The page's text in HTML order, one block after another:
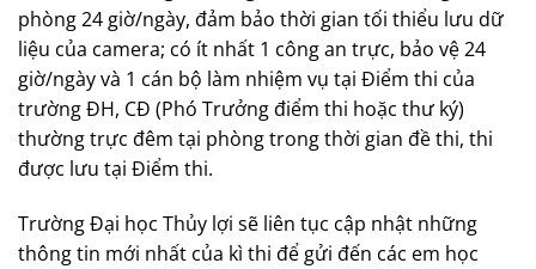
phòng 24 giờ/ngày, đảm bảo thời gian tối thiểu lưu dữ
liệu của camera; có ít nhất 1 công an trực, bảo vệ 24
giờ/ngày và 1 cán bộ làm nhiệm vụ tại Điểm thi của
trường ĐH, CĐ (Phó Trưởng điểm thi hoặc thư ký)
thường trực đêm tại phòng trong thời gian đề thi, thi
được lưu tại Điểm thi.
Trường Đại học Thủy lợi sẽ liên tục cập nhật những
thông tin mới nhất của kì thi để gửi đến các em học